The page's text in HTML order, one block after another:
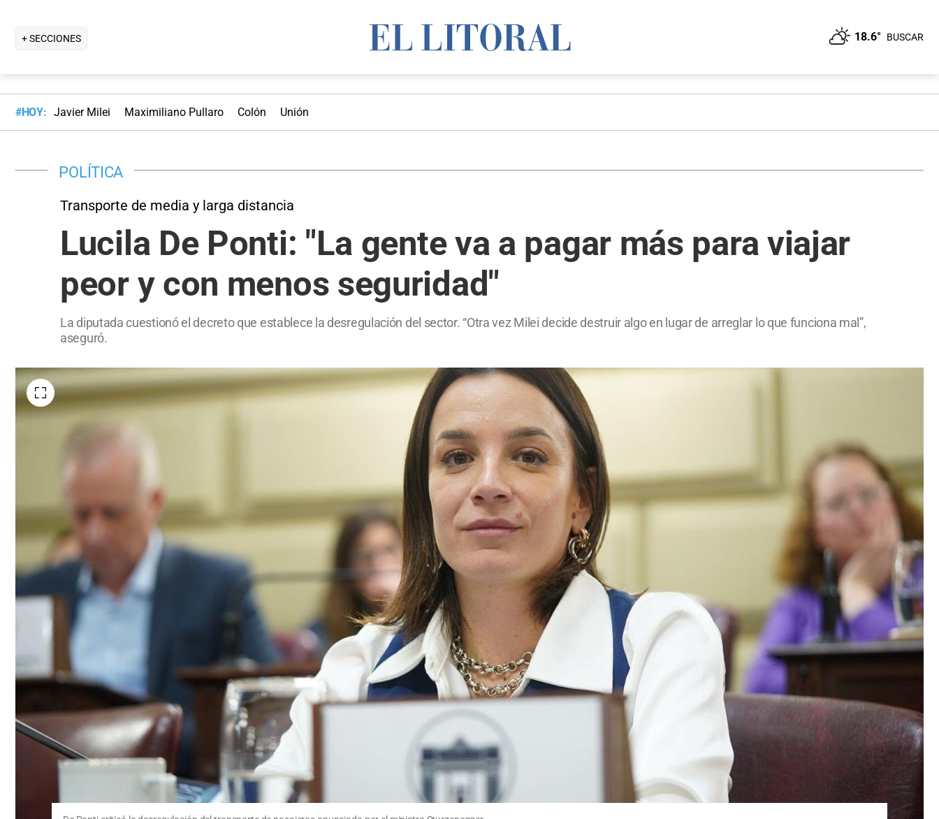
+ SECCIONES 18.6° BUSCAR
#HOY: Javier Milei Maximiliano Pullaro Colón Unión
POLÍTICA
Transporte de media y larga distancia
Lucila De Ponti: "La gente va a pagar más para viajar
peor y con menos seguridad"
La diputada cuestionó el decreto que establece la desregulación del sector. “Otra vez Milei decide destruir algo en lugar de arreglar lo que funciona mal”,
aseguró.